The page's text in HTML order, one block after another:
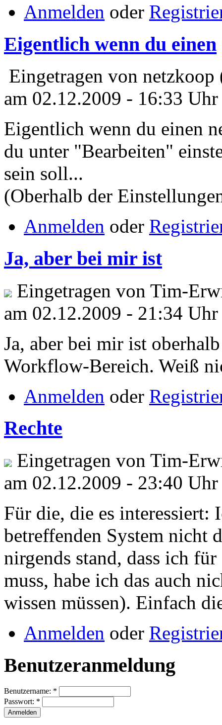
Anmelden oder
Eigentlich wenn du einen
Eingetragen von netzkoop
am 02.12.2009 - 16:33 Uhr
Eigentlich wenn du einen
du unter "Bearbeiten"
sein soll...
(Oberhalb der
Anmelden oder
Ja, aber bei mir ist
Eingetragen von Tim-
am 02.12.2009 - 21:34 Uhr
Ja, aber bei mir ist
Workflow-Bereich. Weiß
Anmelden oder
Rechte
Eingetragen von Tim-
am 02.12.2009 - 23:40 Uhr
Für die, die es interessiert:
betreffenden System nicht
nirgends stand, dass ich
muss, habe ich das auch
wissen müssen). Einfach
Anmelden oder
Benutzeranmeldung
Benutzername: *
Passwort: *